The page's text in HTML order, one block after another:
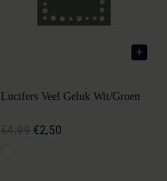
Lucifers Veel Geluk Wit/groen
€4,99 €2,50